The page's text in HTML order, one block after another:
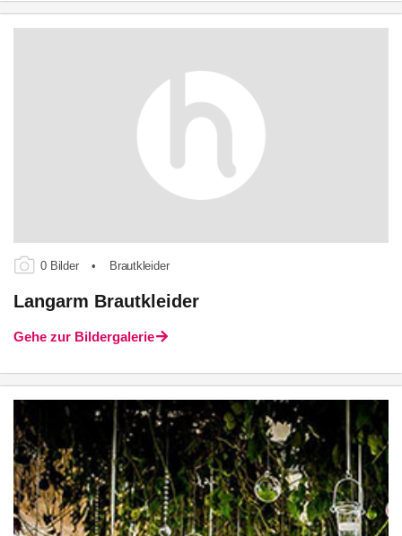
0 Bilder • Brautkleider
Langarm Brautkleider
Gehe zur Bildergalerie